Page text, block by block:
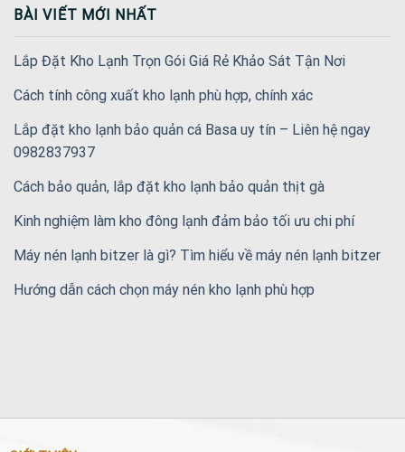
BÀI VIẾT MỚI NHẤT
Lắp Đặt Kho Lạnh Trọn Gói Giá Rẻ Khảo Sát Tận Nơi
Cách tính công xuất kho lạnh phù hợp, chính xác
Lắp đặt kho lạnh bảo quản cá Basa uy tín – Liên hệ ngay
0982837937
Cách bảo quản, lắp đặt kho lạnh bảo quản thịt gà
Kinh nghiệm làm kho đông lạnh đảm bảo tối ưu chi phí
Máy nén lạnh bitzer là gì? Tìm hiểu về máy nén lạnh bitzer
Hướng dẫn cách chọn máy nén kho lạnh phù hợp